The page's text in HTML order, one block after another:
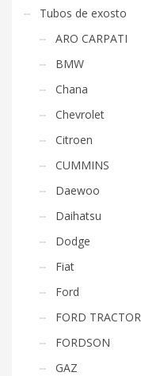
Tubos de exosto
ARO CARPATI
BMW
Chana
Chevrolet
Citroen
CUMMINS
Daewoo
Daihatsu
Dodge
Fiat
Ford
FORD TRACTOR
FORDSON
GAZ